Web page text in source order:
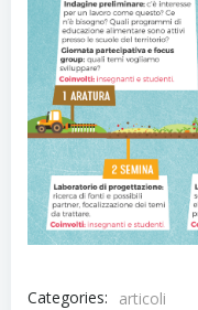
Categories:
articoli